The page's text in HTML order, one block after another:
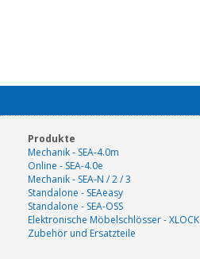
Produkte
Mechanik - SEA-4.0m
Online - SEA-4.0e
Mechanik - SEA-N / 2 / 3
Standalone - SEAeasy
Standalone - SEA-OSS
Elektronische Möbelschlösser - XLOCK
Zubehör und Ersatzteile